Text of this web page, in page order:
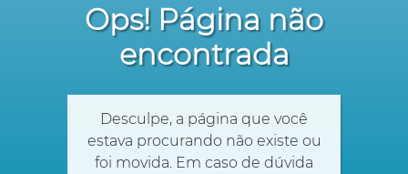
Ops! Página não
encontrada
Desculpe, a página que você
estava procurando não existe ou
foi movida. Em caso de dúvida